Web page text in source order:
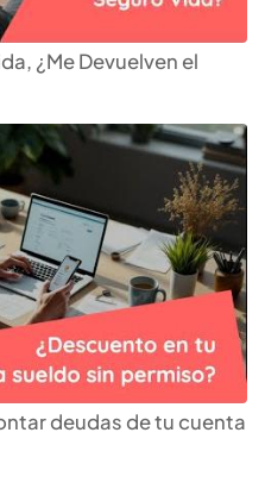
¿Me Devuelven el
deudas de tu cuenta
cuenta de
te